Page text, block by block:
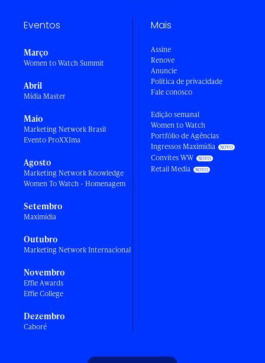
Eventos
Março
Women to Watch Summit
Abril
Mídia Master
Maio
Marketing Network Brasil
Evento ProXXIma
Agosto
Marketing Network Knowledge
Women To Watch - Homenagem
Setembro
Maximídia
Outubro
Marketing Network Internacional
Novembro
Effie Awards
Effie College
Dezembro
Caboré
Mais
Assine
Renove
Anuncie
Política de privacidade
Fale conosco
Edição semanal
Women to Watch
Portfólio de Agências
Ingressos Maximídia
Convites WW
Retail Media